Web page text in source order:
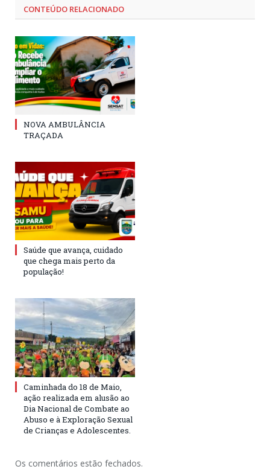
CONTEÚDO RELACIONADO
NOVA AMBULÂNCIA
TRAÇADA
Saúde que avança, cuidado
que chega mais perto da
população!
Caminhada do 18 de Maio,
ação realizada em alusão ao
Dia Nacional de Combate ao
Abuso e à Exploração Sexual
de Crianças e Adolescentes.
Os comentários estão fechados.